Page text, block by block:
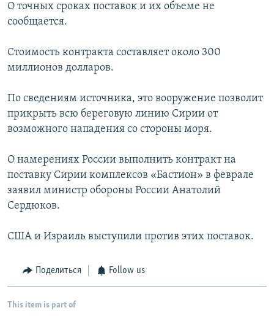
О точных сроках поставок и их объеме не
сообщается.
Стоимость контракта составляет около 300
миллионов долларов.
По сведениям источника, это вооружение позволит
прикрыть всю береговую линию Сирии от
возможного нападения со стороны моря.
О намерениях России выполнить контракт на
поставку Сирии комплексов «Бастион» в феврале
заявил министр обороны России Анатолий
Сердюков.
США и Израиль выступили против этих поставок.
Поделиться Follow us
This item is part of